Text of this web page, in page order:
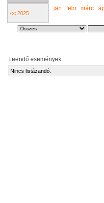
<< 2025
jan. febr. márc.
Leendő események
Nincs listázandó.